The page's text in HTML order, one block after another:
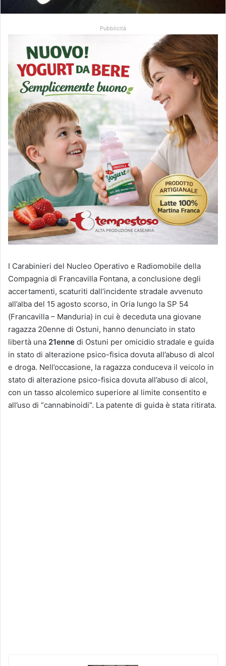
Pubblicità
I Carabinieri del Nucleo Operativo e Radiomobile della
Compagnia di Francavilla Fontana, a conclusione degli
accertamenti, scaturiti dall’incidente stradale avvenuto
all’alba del 15 agosto scorso, in Oria lungo la SP 54
(Francavilla – Manduria) in cui è deceduta una giovane
ragazza 20enne di Ostuni, hanno denunciato in stato
libertà una 21enne di Ostuni per omicidio stradale e guida
in stato di alterazione psico-fisica dovuta all’abuso di alcol
e droga. Nell’occasione, la ragazza conduceva il veicolo in
stato di alterazione psico-fisica dovuta all’abuso di alcol,
con un tasso alcolemico superiore al limite consentito e
all’uso di “cannabinoidi”. La patente di guida è stata ritirata.